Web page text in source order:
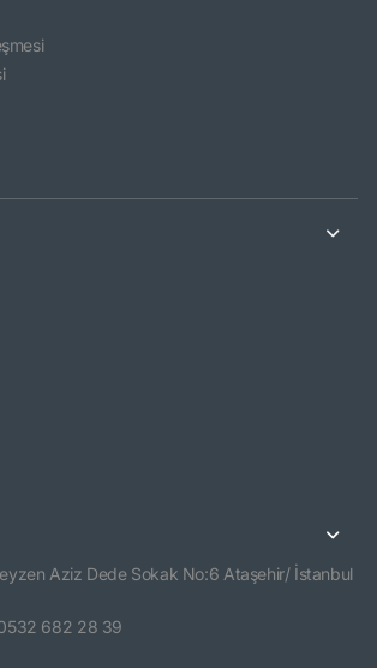
Aziz Dede Sokak No:6 Ataşehir/ İstanbul
682 28 39